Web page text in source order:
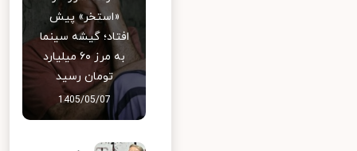
«استخر» پیش
افتاد؛ گیشه سینما
به مرز ۶۰ میلیارد
تومان رسید
1405/05/07